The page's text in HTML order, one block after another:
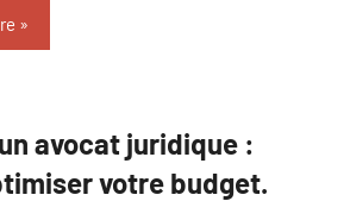
avocat juridique :
votre budget.